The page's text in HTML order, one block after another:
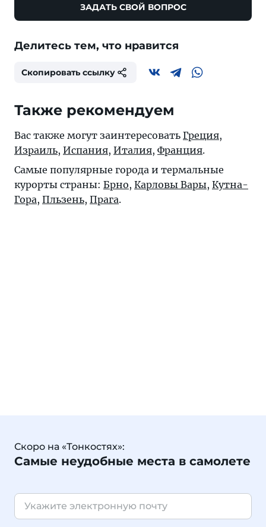
ЗАДАТЬ СВОЙ ВОПРОС
Делитесь тем, что нравится
Скопировать ссылку
Также рекомендуем
Вас также могут заинтересовать Греция,
Израиль, Испания, Италия, Франция.
Самые популярные города и термальные
курорты страны: Брно, Карловы Вары, Кутна-
Гора, Пльзень, Прага.
Скоро на «Тонкостях»:
Самые неудобные места в самолете